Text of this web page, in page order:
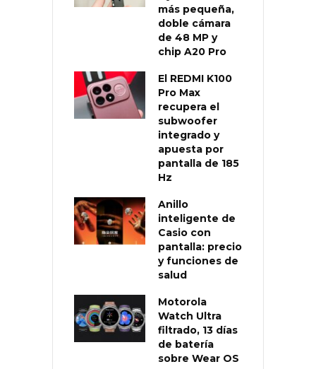
más pequeña,
doble cámara
de 48 MP y
chip A20 Pro
El REDMI K100
Pro Max
recupera el
subwoofer
integrado y
apuesta por
pantalla de 185
Hz
Anillo
inteligente de
Casio con
pantalla: precio
y funciones de
salud
Motorola
Watch Ultra
filtrado, 13 días
de batería
sobre Wear OS